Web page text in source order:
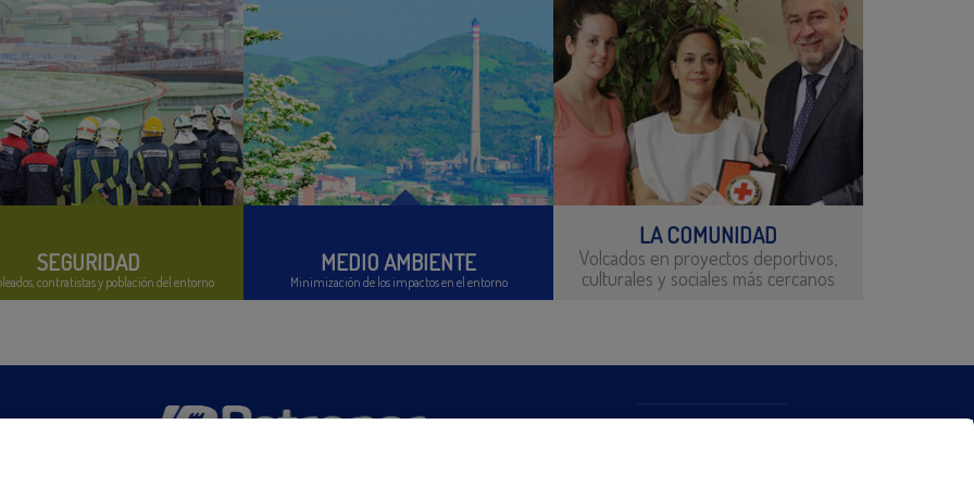
SEGURIDAD
contratistas y población del entorno
MEDIO AMBIENTE
Minimización de los impactos en el entorno
LA COMUNIDAD
Volcados en proyectos deportivos,
culturales y sociales más cercanos